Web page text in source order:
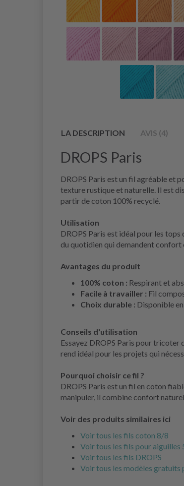
LA DESCRIPTION AVIS (4)
DROPS Paris
DROPS Paris est un fil agréable et
texture rustique et naturelle. Il est
partir de coton 100% recyclé.
Utilisation
DROPS Paris est idéal pour les
du quotidien qui demandent confort
Avantages du produit
100% coton : Respirant et
Facile à travailler : Fil
Choix durable : Disponible
Conseils d'utilisation
Essayez DROPS Paris pour tricoter
rend idéal pour les projets qui
Pourquoi choisir ce fil ?
DROPS Paris est un fil en coton
manipuler, il combine confort
Voir des produits similaires ici
Voir tous les fils coton 8/8
Voir tous les fils pour aiguilles
Voir tous les fils DROPS
Voir tous les modèles gratuits